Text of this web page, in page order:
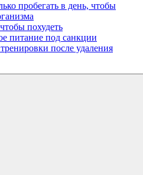
пробегать в день, чтобы
похудеть
питание под санкции
после удаления